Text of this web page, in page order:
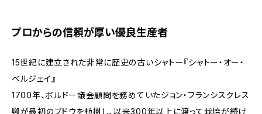
プロからの信頼が厚い優良生産者
15世紀に建立された非常に歴史の古いシャトー『シャトー・オー・
ベルジェイ』
1700年、ボルドー議会顧問を務めていたジョン・フランシスクレス
卿が最初のブドウを植樹し、以来300年以上に渡って栽培が続け